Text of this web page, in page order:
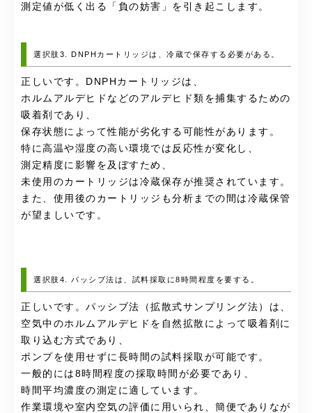
測定値が低く出る「負の妨害」を引き起こします。
選択肢3. DNPHカートリッジは、冷蔵で保存する必要がある。
正しいです。DNPHカートリッジは、
ホルムアルデヒドなどのアルデヒド類を捕集するための
吸着剤であり、
保存状態によって性能が劣化する可能性があります。
特に高温や湿度の高い環境では反応性が変化し、
測定精度に影響を及ぼすため、
未使用のカートリッジは冷蔵保存が推奨されています。
また、使用後のカートリッジも分析までの間は冷蔵保管
が望ましいです。
選択肢4. パッシブ法は、試料採取に8時間程度を要する。
正しいです。パッシブ法（拡散式サンプリング法）は、
空気中のホルムアルデヒドを自然拡散によって吸着剤に
取り込む方式であり、
ポンプを使用せずに長時間の試料採取が可能です。
一般的には8時間程度の採取時間が必要であり、
時間平均濃度の測定に適しています。
作業環境や室内空気の評価に用いられ、簡便でありなが